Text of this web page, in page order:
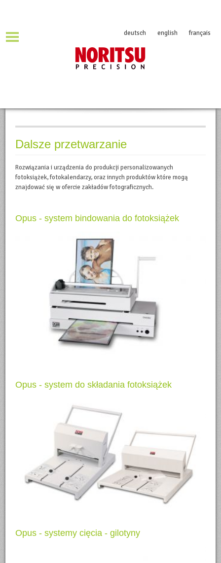
deutsch english français
Dalsze przetwarzanie
Rozwiązania i urządzenia do produkcji personalizowanych
fotoksiążek, fotokalendarzy, oraz innych produktów które mogą
znajdować się w ofercie zakładów fotograficznych.
Opus - system bindowania do fotoksiążek
Opus - system do składania fotoksiążek
Opus - systemy cięcia - gilotyny